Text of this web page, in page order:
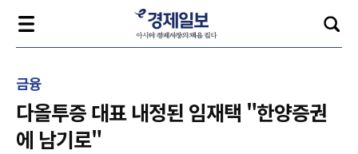
금융
다올투증 대표 내정된 임재택 "한양증권
에 남기로"